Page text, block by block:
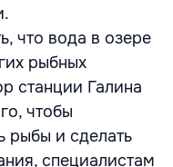
что вода в озере
рыбных
станции Галина
чтобы
рыбы и сделать
специалистам